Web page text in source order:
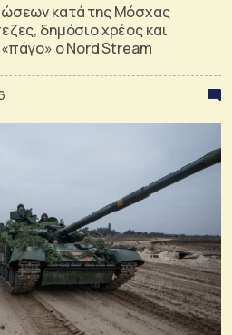
κατά της Μόσχας
δημόσιο χρέος και
ο Nord Stream